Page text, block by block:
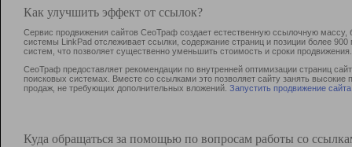
Как улучшить эффект от ссылок?
Сервис продвижения сайтов СеоТраф создает естественную ссылочную
системы LinkPad отслеживает ссылки, содержание страниц и позиции более
систем, что позволяет существенно уменьшить стоимость и сроки продвижения.
СеоТраф предоставляет рекомендации по внутренней оптимизации страниц
поисковых системах. Вместе со ссылками это позволяет сайту занять
продаж, не требующих дополнительных вложений. Запустить продвижение сайта
Куда обращаться за помощью по вопросам работы со